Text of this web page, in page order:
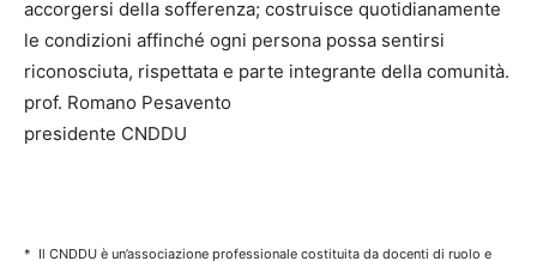
accorgersi della sofferenza; costruisce quotidianamente
le condizioni affinché ogni persona possa sentirsi
riconosciuta, rispettata e parte integrante della comunità.
prof. Romano Pesavento
presidente CNDDU
* Il CNDDU è un’associazione professionale costituita da docenti di ruolo e